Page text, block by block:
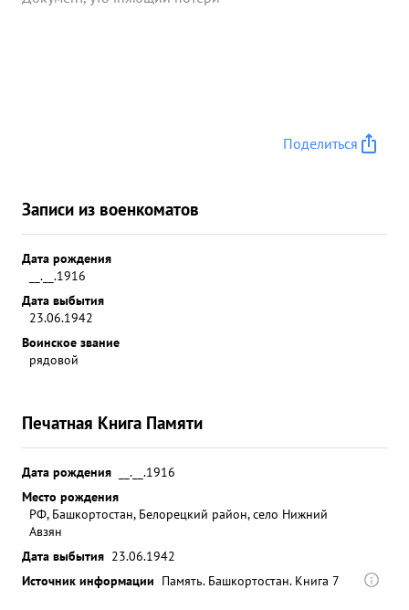
Поделиться
Записи из военкоматов
Дата рождения
__.__.1916
Дата выбытия
23.06.1942
Воинское звание
рядовой
Печатная Книга Памяти
Дата рождения
__.__.1916
Место рождения
РФ, Башкортостан, Белорецкий район, село Нижний
Авзян
Дата выбытия 23.06.1942
Источник информации Память. Башкортостан. Книга 7